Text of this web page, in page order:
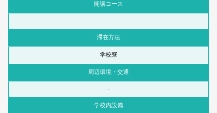
開講コース
-
滞在方法
学校寮
周辺環境・交通
-
学校内設備